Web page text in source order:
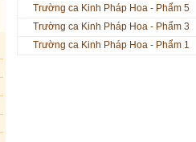
Trường ca Kinh Pháp Hoa - Phẩm 5
Trường ca Kinh Pháp Hoa - Phẩm 3
Trường ca Kinh Pháp Hoa - Phẩm 1